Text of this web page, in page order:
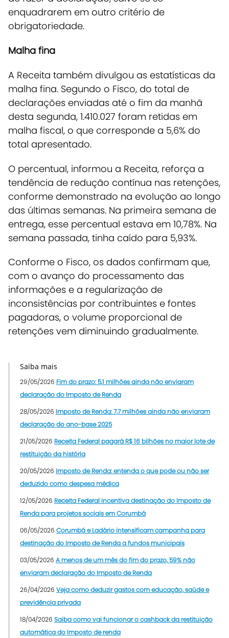
enquadrarem em outro critério de
obrigatoriedade.
Malha fina
A Receita também divulgou as estatísticas da
malha fina. Segundo o Fisco, do total de
declarações enviadas até o fim da manhã
desta segunda, 1.410.027 foram retidas em
malha fiscal, o que corresponde a 5,6% do
total apresentado.
O percentual, informou a Receita, reforça a
tendência de redução contínua nas retenções,
conforme demonstrado na evolução ao longo
das últimas semanas. Na primeira semana de
entrega, esse percentual estava em 10,78%. Na
semana passada, tinha caído para 5,93%.
Conforme o Fisco, os dados confirmam que,
com o avanço do processamento das
informações e a regularização de
inconsistências por contribuintes e fontes
pagadoras, o volume proporcional de
retenções vem diminuindo gradualmente.
Saiba mais
29/05/2026 Fim do prazo: 5,1 milhões ainda não enviaram
declaração do Imposto de Renda
28/05/2026 Imposto de Renda: 7,7 milhões ainda não enviaram
declaração do ano-base 2025
21/05/2026 Receita Federal pagará R$ 16 bilhões no maior lote de
restituição da história
20/05/2026 Imposto de Renda: entenda o que pode ou não ser
deduzido como despesa médica
12/05/2026 Receita Federal incentiva destinação do Imposto de
Renda para projetos sociais em Corumbá
06/05/2026 Corumbá e Ladário intensificam campanha para
destinação do Imposto de Renda a fundos municipais
03/05/2026 A menos de um mês do fim do prazo, 59% não
enviaram declaração do Imposto de Renda
26/04/2026 Veja como deduzir gastos com educação, saúde e
previdência privada
18/04/2026 Saiba como vai funcionar o cashback da restituição
automática do Imposto de renda